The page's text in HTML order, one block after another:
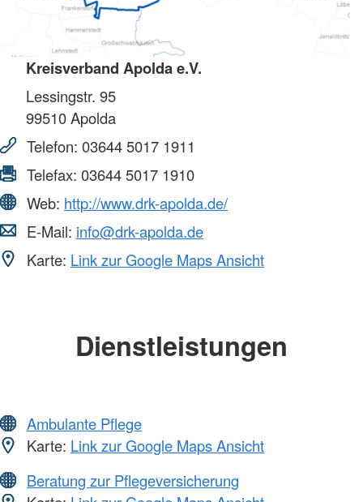
Kreisverband Apolda e.V.
Lessingstr. 95
99510Apolda
Telefon: 03644 5017 1911
Telefax: 03644 5017 1910
Web: http://www.drk-apolda.de/
E-Mail: info@drk-apolda.de
Karte: Link zur Google Maps Ansicht
Dienstleistungen
Ambulante Pflege
Karte: Link zur Google Maps Ansicht
Beratung zur Pflegeversicherung